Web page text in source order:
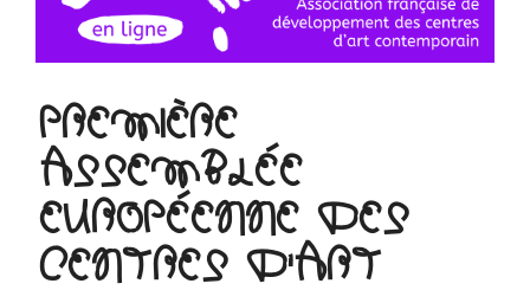
PREMIÈRE
ASSEMBLÉE
EUROPÉENNE DES
CENTRES D'ART